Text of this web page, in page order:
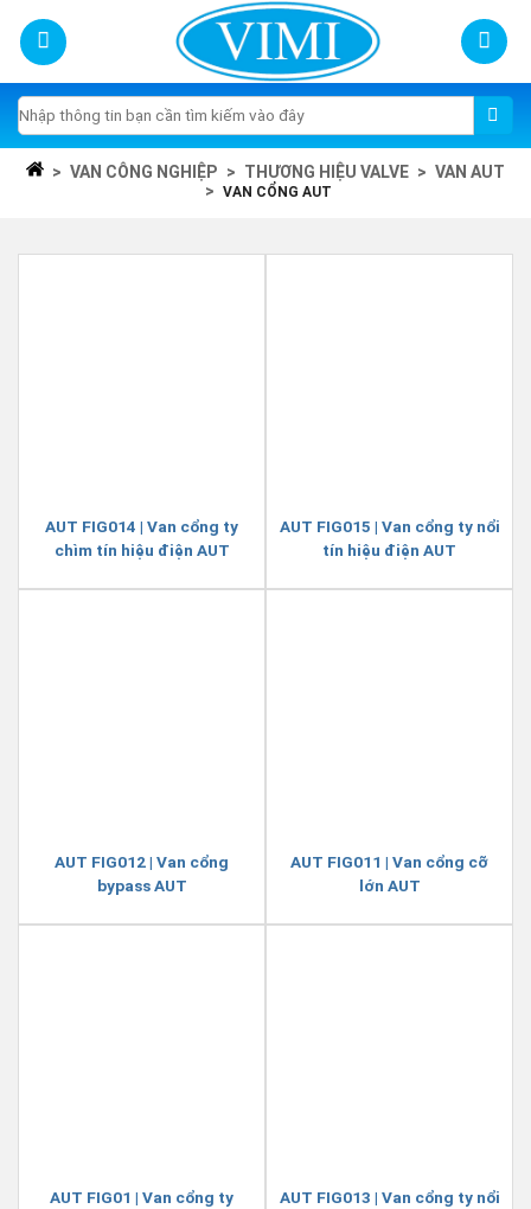
content
Tìm
kiếm:
> VAN CÔNG NGHIỆP > THƯƠNG HIỆU VALVE > VAN AUT
> VAN CỔNG AUT
AUT FIG014 | Van cổng ty
chìm tín hiệu điện AUT
AUT FIG015 | Van cổng ty nổi
tín hiệu điện AUT
AUT FIG012 | Van cổng
bypass AUT
AUT FIG011 | Van cổng cỡ
lớn AUT
AUT FIG01 | Van cổng ty
AUT FIG013 | Van cổng ty nổi